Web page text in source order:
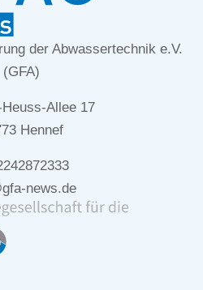
der Abwassertechnik e.V.
(GFA)
Allee 17
Hennef
news.de